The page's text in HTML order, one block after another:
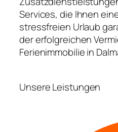
Services, die Ihnen
stressfreien Urlaub
der erfolgreichen
Ferienimmobilie in
Unsere Leistungen